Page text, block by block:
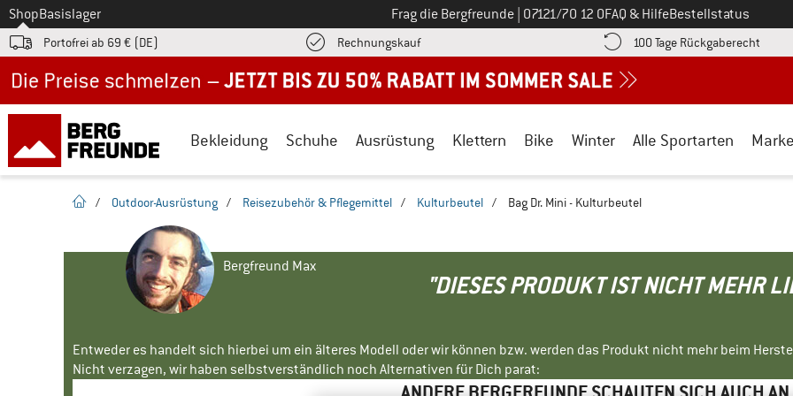
Zum
ShopBasislager Frag die Bergfreunde Ruf uns an unter
07121/70 12 0FAQ & HilfeBestellstatus
Portofrei ab 69 € (DE) RechnungskaufFinde die Zahlungs-Infos hier! Öffnet sich in einer Infobox
100 Tage Rückgaberecht
Bekleidung Schuhe Ausrüstung Klettern Bike Winter Alle Sportarten
Startseite
/ Outdoor-Ausrüstung / Reisezubehör & Pflegemittel / Kulturbeutel / Bag Dr. Mini - Kulturbeutel
Bergfreund Max
"DIESES PRODUKT IST NICHT MEHR
Entweder es handelt sich hierbei um ein älteres Modell oder wir können bzw. werden das Produkt nicht mehr beim
Nicht verzagen, wir haben selbstverständlich noch Alternativen für Dich parat: